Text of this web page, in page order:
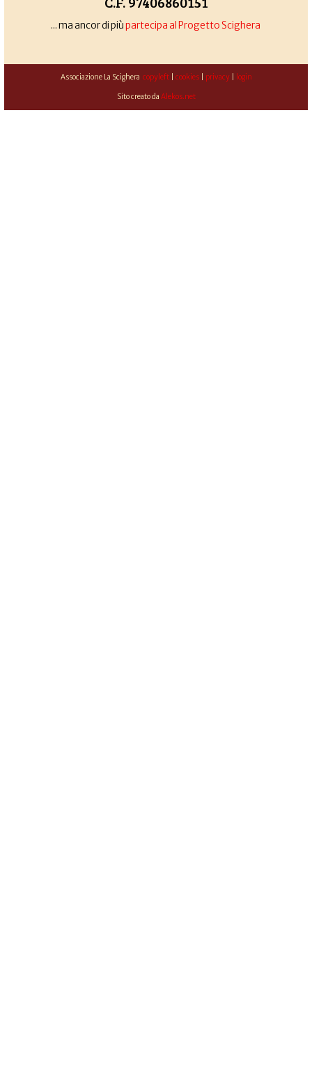
... ma ancor di piùpartecipa al Progetto Scighera
Associazione La Scighera copyleft| cookies| privacy| login
Sito creato da Alekos.net